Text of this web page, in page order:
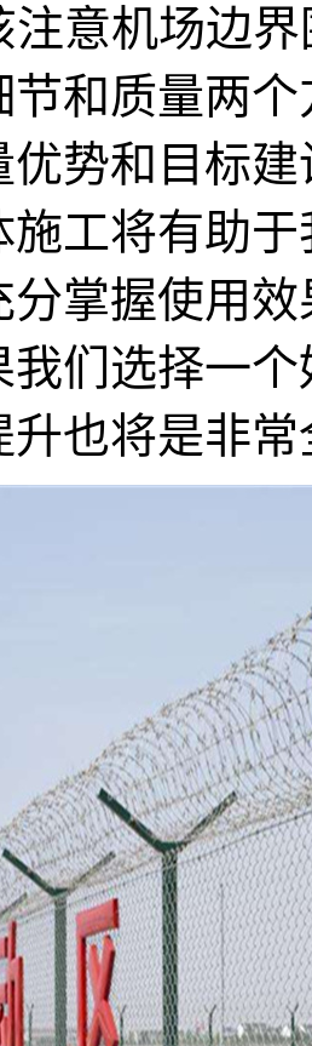
意机场边界
节和质量两
优势和目标
施工将有助
分掌握使用
我们选择一个
升也将是非